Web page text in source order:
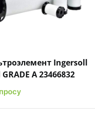
Быстрый просмотрДобавить к сравнению
Добавить в
Ingersoll
A 23466832